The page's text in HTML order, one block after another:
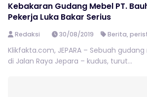
Kebakaran Gudang Mebel PT.
Pekerja Luka Bakar Serius
Redaksi 30/08/2019 Berita,
Klikfakta.com, JEPARA – Sebuah
di Jalan Raya Jepara – kudus, turut...